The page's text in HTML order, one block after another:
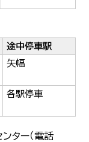
途中停車駅
矢幅
各駅停車
ター（電話